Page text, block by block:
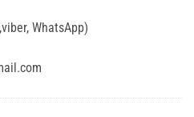
WhatsApp)